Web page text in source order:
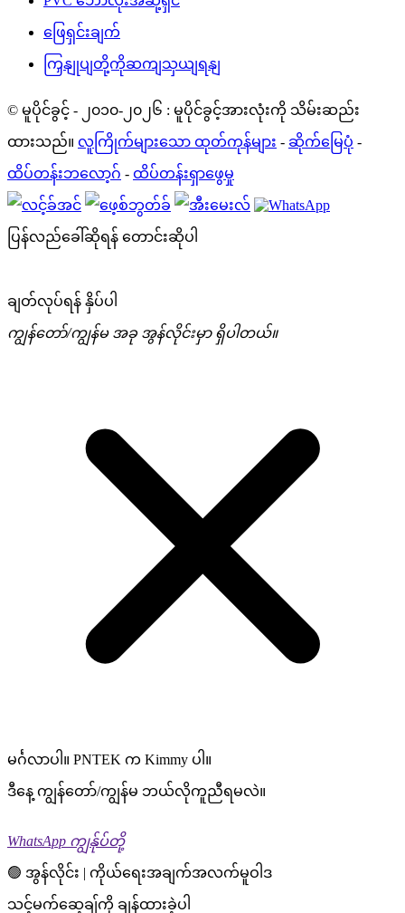
ဖြေရှင်းချက်
ကြှနျုပျတို့ကိုဆကျသှယျရနျ
© မူပိုင်ခွင့် - ၂၀၁၀-၂၀၂၆ : မူပိုင်ခွင့်အားလုံးကို သိမ်းဆည်း
ထားသည်။ လူကြိုက်များသော ထုတ်ကုန်များ - ဆိုက်မြေပုံ -
ထိပ်တန်းဘလော့ဂ် - ထိပ်တန်းရှာဖွေမှု
ပြန်လည်ခေါ်ဆိုရန် တောင်းဆိုပါ
ချတ်လုပ်ရန် နှိပ်ပါ
ကျွန်တော်/ကျွန်မ အခု အွန်လိုင်းမှာ ရှိပါတယ်။
မင်္ဂလာပါ။ PNTEK က Kimmy ပါ။
ဒီနေ့ ကျွန်တော်/ကျွန်မ ဘယ်လိုကူညီရမလဲ။
WhatsApp ကျွန်ုပ်တို့
🟢 အွန်လိုင်း | ကိုယ်ရေးအချက်အလက်မူဝါဒ
သင့်မက်ဆေ့ချ်ကို ချန်ထားခဲ့ပါ